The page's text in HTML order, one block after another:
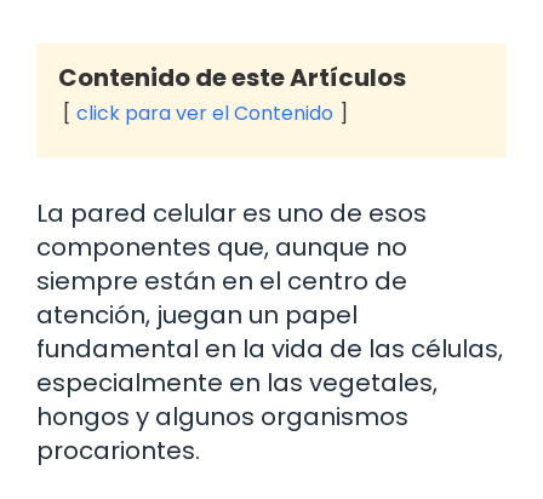
Contenido de este Artículos
click para ver el Contenido
La pared celular es uno de esos
componentes que, aunque no
siempre están en el centro de
atención, juegan un papel
fundamental en la vida de las células,
especialmente en las vegetales,
hongos y algunos organismos
procariontes.